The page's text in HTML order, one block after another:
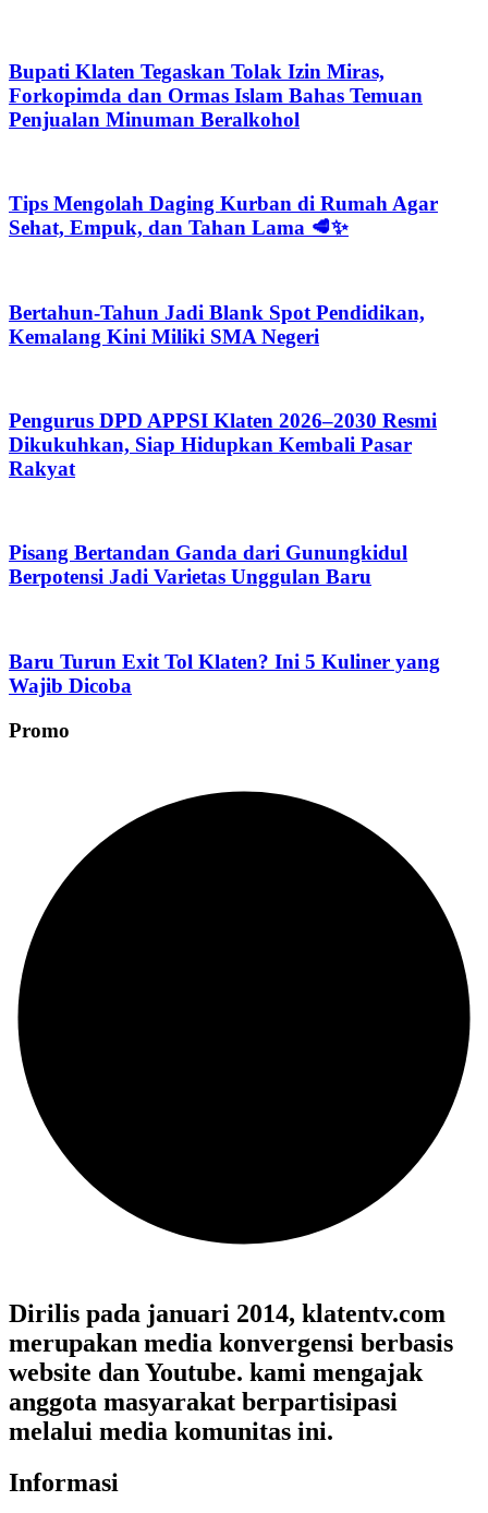
Bupati Klaten Tegaskan Tolak Izin Miras,
Forkopimda dan Ormas Islam Bahas Temuan
Penjualan Minuman Beralkohol
Tips Mengolah Daging Kurban di Rumah Agar
Sehat, Empuk, dan Tahan Lama 🥩✨
Bertahun-Tahun Jadi Blank Spot Pendidikan,
Kemalang Kini Miliki SMA Negeri
Pengurus DPD APPSI Klaten 2026–2030 Resmi
Dikukuhkan, Siap Hidupkan Kembali Pasar
Rakyat
Pisang Bertandan Ganda dari Gunungkidul
Berpotensi Jadi Varietas Unggulan Baru
Baru Turun Exit Tol Klaten? Ini 5 Kuliner yang
Wajib Dicoba
Promo
Dirilis pada januari 2014, klatentv.com
merupakan media konvergensi berbasis
website dan Youtube. kami mengajak
anggota masyarakat berpartisipasi
melalui media komunitas ini.
Informasi